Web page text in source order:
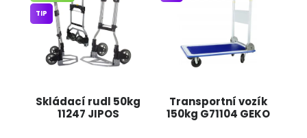
Skládací rudl 50kg
11247 JIPOS
TIP
Transportní vozík
150kg G71104 GEKO